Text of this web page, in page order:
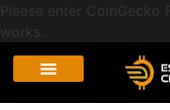
Please enter
works.